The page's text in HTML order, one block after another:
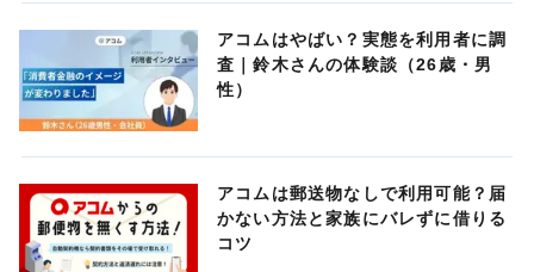
アコムはやばい？実態を利用者に調
査｜鈴木さんの体験談（26歳・男
性）
アコムは郵送物なしで利用可能？届
かない方法と家族にバレずに借りる
コツ